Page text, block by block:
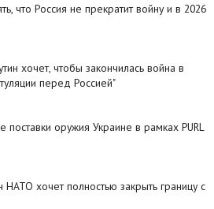
что Россия не прекратит войну и в 2026
хочет, чтобы закончилась война в
перед Россией"
оружия Украине в рамках PURL
хочет полностью закрыть границу с